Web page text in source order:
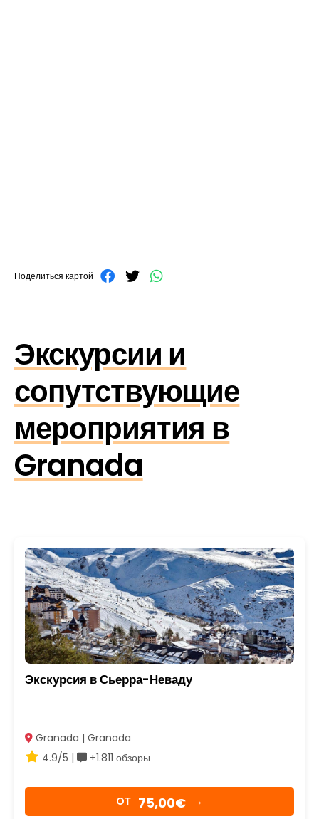
Поделиться картой
Экскурсии и
сопутствующие
мероприятия в
Granada
Экскурсия в Сьерра-Неваду
Granada | Granada
4.9/5 |
+1.811 обзоры
OТ 75,00€ →